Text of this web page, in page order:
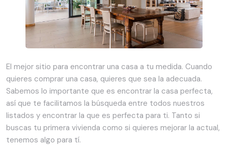
El mejor sitio para encontrar una casa a tu medida. Cuando
quieres comprar una casa, quieres que sea la adecuada.
Sabemos lo importante que es encontrar la casa perfecta,
así que te facilitamos la búsqueda entre todos nuestros
listados y encontrar la que es perfecta para ti. Tanto si
buscas tu primera vivienda como si quieres mejorar la actual,
tenemos algo para tí.